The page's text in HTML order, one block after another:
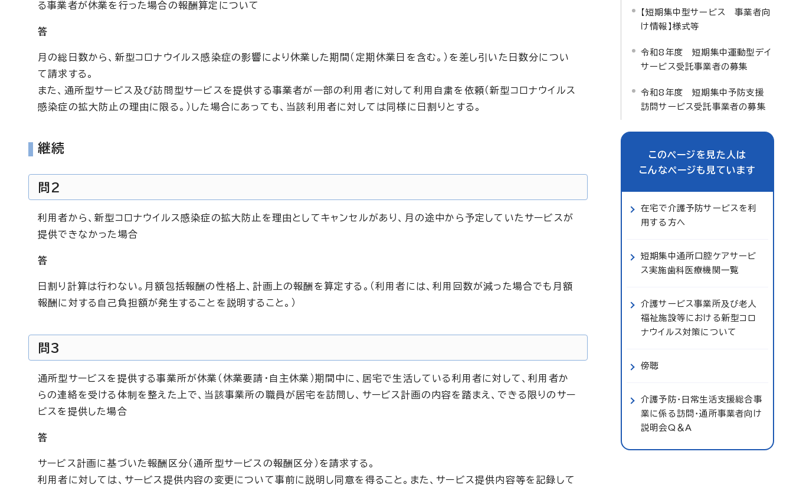
る事業者が休業を行った場合の報酬算定について
答
月の総日数から、新型コロナウイルス感染症の影響により休業した期間（定期休業日を含む。）を差し引いた日数分につい
て請求する。
また、通所型サービス及び訪問型サービスを提供する事業者が一部の利用者に対して利用自粛を依頼（新型コロナウイルス
感染症の拡大防止の理由に限る。）した場合にあっても、当該利用者に対しては同様に日割りとする。
継続
問2
利用者から、新型コロナウイルス感染症の拡大防止を理由としてキャンセルがあり、月の途中から予定していたサービスが
提供できなかった場合
答
日割り計算は行わない。月額包括報酬の性格上、計画上の報酬を算定する。（利用者には、利用回数が減った場合でも月額
報酬に対する自己負担額が発生することを説明すること。）
問3
通所型サービスを提供する事業所が休業（休業要請・自主休業）期間中に、居宅で生活している利用者に対して、利用者か
らの連絡を受ける体制を整えた上で、当該事業所の職員が居宅を訪問し、サービス計画の内容を踏まえ、できる限りのサー
ビスを提供した場合
答
サービス計画に基づいた報酬区分（通所型サービスの報酬区分）を請求する。
利用者に対しては、サービス提供内容の変更について事前に説明し同意を得ること。また、サービス提供内容等を記録して
【短期集中型サービス 事業者向
け情報】様式等
令和8年度 短期集中運動型デイ
サービス受託事業者の募集
令和8年度 短期集中予防支援
訪問サービス受託事業者の募集
このページを見た人は
こんなページも見ています
在宅で介護予防サービスを利
用する方へ
短期集中通所口腔ケアサービ
ス実施歯科医療機関一覧
介護サービス事業所及び老人
福祉施設等における新型コロ
ナウイルス対策について
傍聴
介護予防・日常生活支援総合事
業に係る訪問・通所事業者向け
説明会Q＆A